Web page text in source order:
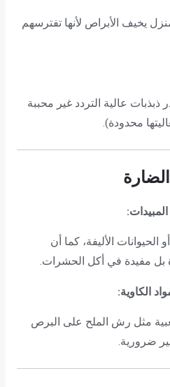
يخيف الأبراص لأنها تفترسهم
عالية التردد غير محببة
محدودة).
الحيوانات الأليفة، كما أن
بل مفيدة في أكل الحشرات.
الكاوية:
مثل رش الملح على البرص
ضرورية.